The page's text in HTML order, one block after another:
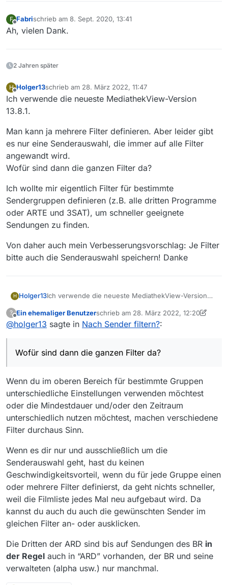
F
Offline
Fabrischrieb am 8. Sept. 2020, 13:41
zuletzt editiert von
Ah, vielen Dank.
2 Jahren später
H Holger13schrieb am 28. März 2022, 11:47
zuletzt editiert von
Ich verwende die neueste MediathekView-Version
13.8.1.
Man kann ja mehrere Filter definieren. Aber leider gibt
es nur eine Senderauswahl, die immer auf alle Filter
angewandt wird.
Wofür sind dann die ganzen Filter da?
Ich wollte mir eigentlich Filter für bestimmte
Sendergruppen definieren (z.B. alle dritten Programme
oder ARTE und 3SAT), um schneller geeignete
Sendungen zu finden.
Von daher auch mein Verbesserungsvorschlag: Je Filter
bitte auch die Senderauswahl speichern! Danke
H Holger13Ich verwende die neueste MediathekView-Version
Man kann ja mehrere Filter definieren. Aber leider
gibt es nur eine Senderauswahl, die immer auf alle
Programme oder ARTE und 3SAT), um schneller
Von daher auch mein Verbesserungsvorschlag: Je
?
Offline
Ein ehemaliger Benutzerschrieb am 28. März 2022, 12:20
zuletzt editiert von Ein ehemaliger
@holger13 sagte in Nach Sender filtern?:
Wofür sind dann die ganzen Filter da?
Wenn du im oberen Bereich für bestimmte Gruppen
unterschiedliche Einstellungen verwenden möchtest
oder die Mindestdauer und/oder den Zeitraum
unterschiedlich nutzen möchtest, machen verschiedene
Filter durchaus Sinn.
Wenn es dir nur und ausschließlich um die
Senderauswahl geht, hast du keinen
Geschwindigkeitsvorteil, wenn du für jede Gruppe einen
oder mehrere Filter definierst, da geht nichts schneller,
weil die Filmliste jedes Mal neu aufgebaut wird. Da
kannst du auch du auch die gewünschten Sender im
gleichen Filter an- oder ausklicken.
Die Dritten der ARD sind bis auf Sendungen des BR in
der Regel auch in “ARD” vorhanden, der BR und seine
verwalteten (alpha usw.) nur manchmal.